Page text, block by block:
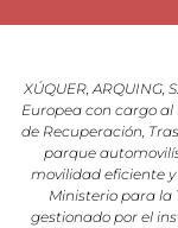
XÚQUER,
Europea con cargo
de Recuperación,
parque
movilidad eficiente
Ministerio para la
gestionado por el